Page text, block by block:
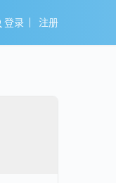
登录 注册